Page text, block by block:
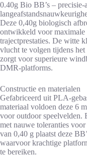
0.40g Bio BB’s –
Deze 0,40g biologisch
ontwikkeld voor maximale
trajectprestaties. De witte
vlucht te volgen tijdens
zorgt voor superieure
DMR-platforms.
Constructie en materialen
Gefabriceerd uit PLA-
materiaal voldoen deze 6
voor outdoor speelvelden.
met nauwe toleranties
van 0,40 g plaatst deze
waarvoor krachtige
te bereiken.